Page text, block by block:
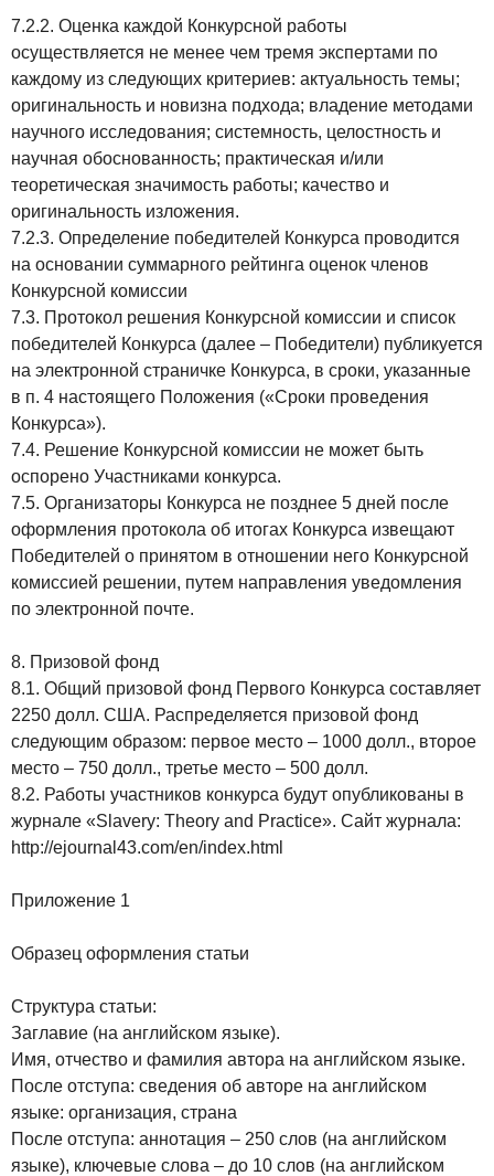
7.2.2. Оценка каждой Конкурсной работы
осуществляется не менее чем тремя экспертами по
каждому из следующих критериев: актуальность темы;
оригинальность и новизна подхода; владение методами
научного исследования; системность, целостность и
научная обоснованность; практическая и/или
теоретическая значимость работы; качество и
оригинальность изложения.
7.2.3. Определение победителей Конкурса проводится
на основании суммарного рейтинга оценок членов
Конкурсной комиссии
7.3. Протокол решения Конкурсной комиссии и список
победителей Конкурса (далее – Победители) публикуется
на электронной страничке Конкурса, в сроки, указанные
в п. 4 настоящего Положения («Сроки проведения
Конкурса»).
7.4. Решение Конкурсной комиссии не может быть
оспорено Участниками конкурса.
7.5. Организаторы Конкурса не позднее 5 дней после
оформления протокола об итогах Конкурса извещают
Победителей о принятом в отношении него Конкурсной
комиссией решении, путем направления уведомления
по электронной почте.
8. Призовой фонд
8.1. Общий призовой фонд Первого Конкурса составляет
2250 долл. США. Распределяется призовой фонд
следующим образом: первое место – 1000 долл., второе
место – 750 долл., третье место – 500 долл.
8.2. Работы участников конкурса будут опубликованы в
журнале «Slavery: Theory and Practice». Сайт журнала:
http://ejournal43.com/en/index.html
Приложение 1
Образец оформления статьи
Структура статьи:
Заглавие (на английском языке).
Имя, отчество и фамилия автора на английском языке.
После отступа: сведения об авторе на английском
языке: организация, страна
После отступа: аннотация – 250 слов (на английском
языке), ключевые слова – до 10 слов (на английском